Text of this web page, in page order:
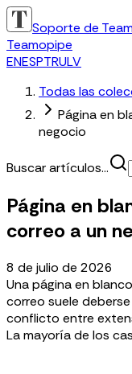
Soporte de
Teamopipe
ENESPTRULV
Todas las
Página en
negocio
Buscar artículos...
Página en
correo a un
8 de julio de 2026
Una página en
correo suele
conflicto entre
La mayoría de los